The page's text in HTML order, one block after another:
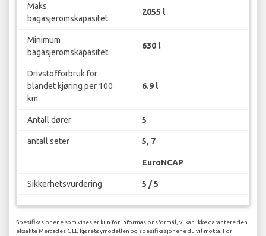
Maks
bagasjeromskapasitet
2055 l
Minimum
bagasjeromskapasitet
630 l
Drivstofforbruk for
blandet kjøring per 100
km
6.9 l
Antall dører 5
antall seter 5, 7
EuroNCAP
Sikkerhetsvurdering 5 / 5
Spesifikasjonene som vises er kun for informasjonsformål, vi kan ikke garantere den
eksakte Mercedes GLE kjøretøymodellen og spesifikasjonene du vil motta. For